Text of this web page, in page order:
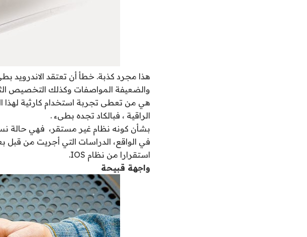
هذا مجرد كذبة. خطأ أن تعتقد الاندرويد
والضعيفة المواصفات وكذلك التخصيص
هي من تعطى تجربة استخدام كارثية لهذا
الراقية ، فبالكاد تجده بطىء .
بشأن كونه نظام غير مستقر، فهي حالة
في الواقع، الدراسات التي أجريت من قبل
استقرارا من نظام IOS.
واجهة قبيحة